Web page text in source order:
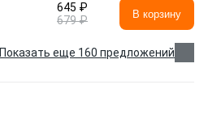
645 ₽
679 ₽
В корзину
Показать еще 160 предложений